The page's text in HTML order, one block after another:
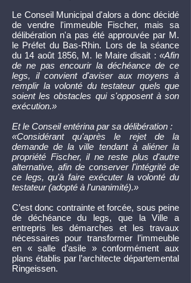
Le Conseil Municipal d'alors a donc décidé
de vendre l'immeuble Fischer, mais sa
délibération n'a pas été approuvée par M.
le Préfet du Bas-Rhin. Lors de la séance
du 14 août 1856, M. le Maire disait : «Afin
de ne pas encourir la déchéance de ce
legs, il convient d'aviser aux moyens à
remplir la volonté du testateur quels que
soient les obstacles qui s'opposent à son
exécution.»
Et le Conseil entérina par sa délibération :
«Considérant qu'après le rejet de la
demande de la ville tendant à aliéner la
propriété Fischer, il ne reste plus d'autre
alternative, afin de conserver l'intégrité de
ce legs, qu'à faire exécuter la volonté du
testateur (adopté à l'unanimité).»
C’est donc contrainte et forcée, sous peine
de déchéance du legs, que la Ville a
entrepris les démarches et les travaux
nécessaires pour transformer l’immeuble
en « salle d’asile » conformément aux
plans établis par l’architecte départemental
Ringeissen.